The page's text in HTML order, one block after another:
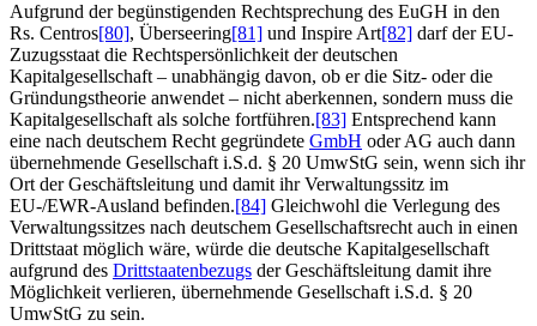
Aufgrund der begünstigenden Rechtsprechung des EuGH in den
Rs. Centros[80], Überseering[81] und Inspire Art[82] darf der EU-
Zuzugsstaat die Rechtspersönlichkeit der deutschen
Kapitalgesellschaft – unabhängig davon, ob er die Sitz- oder die
Gründungstheorie anwendet – nicht aberkennen, sondern muss die
Kapitalgesellschaft als solche fortführen.[83] Entsprechend kann
eine nach deutschem Recht gegründete GmbH oder AG auch dann
übernehmende Gesellschaft i.S.d. § 20 UmwStG sein, wenn sich ihr
Ort der Geschäftsleitung und damit ihr Verwaltungssitz im
EU-/EWR-Ausland befinden.[84] Gleichwohl die Verlegung des
Verwaltungssitzes nach deutschem Gesellschaftsrecht auch in einen
Drittstaat möglich wäre, würde die deutsche Kapitalgesellschaft
aufgrund des Drittstaatenbezugs der Geschäftsleitung damit ihre
Möglichkeit verlieren, übernehmende Gesellschaft i.S.d. § 20
UmwStG zu sein.